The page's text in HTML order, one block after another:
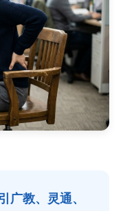
广教、灵通、